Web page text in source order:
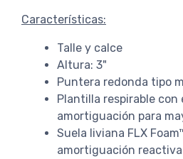
Características:
Talle y calce
Altura: 3"
Puntera redonda tipo
Plantilla respirable con
amortiguación para
Suela liviana FLX
amortiguación